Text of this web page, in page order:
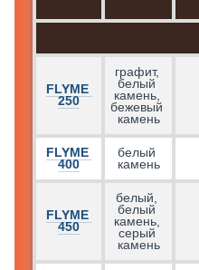
FLYME
250
графит,
белый
камень,
бежевый
камень
FLYME
400
белый
камень
FLYME
450
белый,
белый
камень,
серый
камень